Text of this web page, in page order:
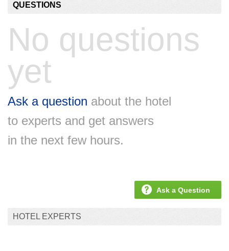
QUESTIONS
No questions
yet
Ask a question about the hotel
to experts and get answers
in the next few hours.
Ask a Question
HOTEL EXPERTS